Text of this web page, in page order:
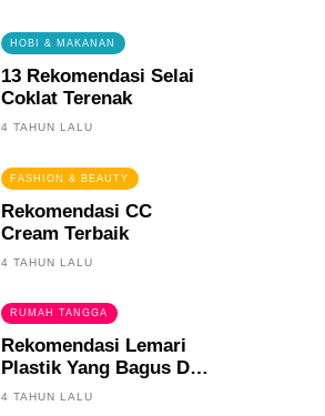
HOBI & MAKANAN
13 Rekomendasi Selai
Coklat Terenak
4 TAHUN LALU
FASHION & BEAUTY
Rekomendasi CC
Cream Terbaik
4 TAHUN LALU
RUMAH TANGGA
Rekomendasi Lemari
Plastik Yang Bagus Dan
Tahan Lama
4 TAHUN LALU